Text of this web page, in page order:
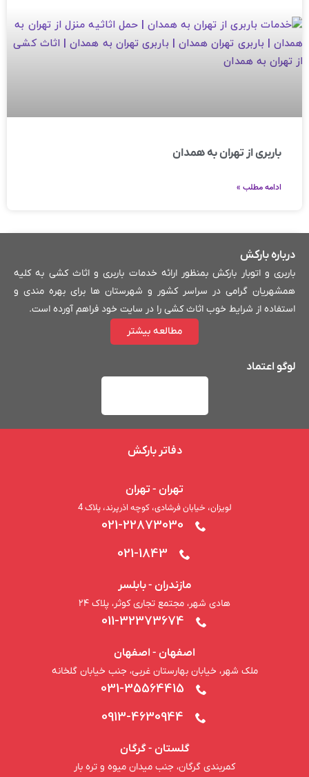
باربری از تهران به همدان
ادامه مطلب »
لیست بهترین باربری های ورجان
درباره بارکش
باربری و اتوبار بارکش بمنظور ارائه خدمات باربری و اثاث کشی به کلیه
همشهریان گرامی در سراسر کشور و شهرستان ها برای بهره مندی و
استفاده از شرایط خوب اثاث کشی را در سایت خود فراهم آورده است.
مطالعه بیشتر
لوگو اعتماد
دفاتر بارکش
تهران - تهران
لویزان، خیابان فرشادی، کوچه اذرپرند، پلاک 4
021-22873030
021-1843
مازندران - بابلسر
هادی شهر، مجتمع تجاری کوثر، پلاک ۲۴
011-32373674
اصفهان - اصفهان
ملک شهر، خیابان بهارستان غربی، جنب خیابان گلخانه
031-35564415
0913-4630944
گلستان - گرگان
کمربندی گرگان، جنب میدان میوه و تره بار